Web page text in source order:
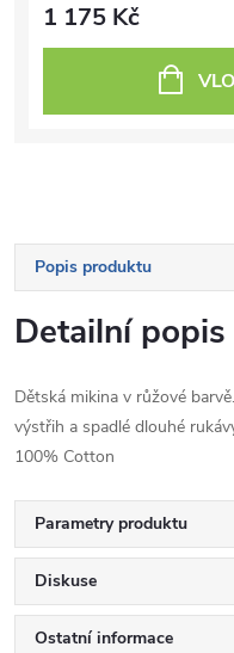
1 175 Kč
Popis produktu
Detailní
Dětská mikina v růžové
výstřih a spadlé dlouhé
100% Cotton
Parametry produktu
Diskuse
Ostatní informace